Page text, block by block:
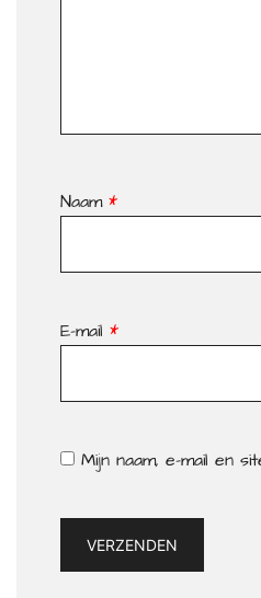
Naam *
E-mail *
Mijn naam, e-mail en